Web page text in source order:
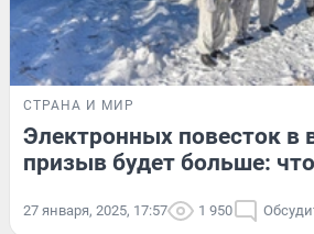
СТРАНА И МИР
Электронных повесток в
призыв будет больше:
27 января, 2025, 17:57 1 950